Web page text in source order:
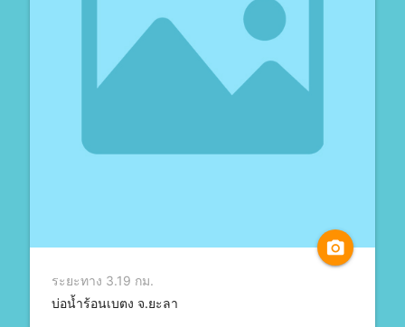
camera_alt
ระยะทาง 3.19 กม.
บ่อน้ำร้อนเบตง จ.ยะลา